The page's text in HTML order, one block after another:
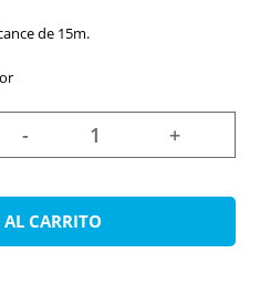
de 15m.
- +
AL CARRITO